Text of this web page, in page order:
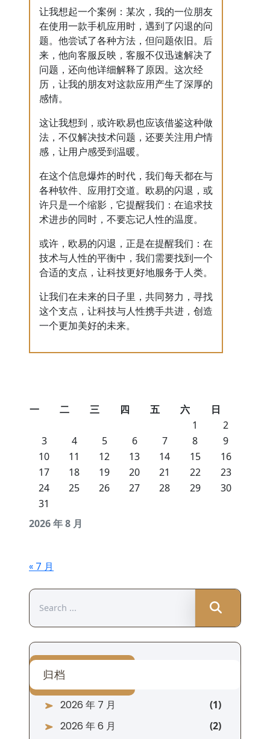
让我想起一个案例：某次，我的一位朋友
在使用一款手机应用时，遇到了闪退的问
题。他尝试了各种方法，但问题依旧。后
来，他向客服反映，客服不仅迅速解决了
问题，还向他详细解释了原因。这次经
历，让我的朋友对这款应用产生了深厚的
感情。
这让我想到，或许欧易也应该借鉴这种做
法，不仅解决技术问题，还要关注用户情
感，让用户感受到温暖。
在这个信息爆炸的时代，我们每天都在与
各种软件、应用打交道。欧易的闪退，或
许只是一个缩影，它提醒我们：在追求技
术进步的同时，不要忘记人性的温度。
或许，欧易的闪退，正是在提醒我们：在
技术与人性的平衡中，我们需要找到一个
合适的支点，让科技更好地服务于人类。
让我们在未来的日子里，共同努力，寻找
这个支点，让科技与人性携手共进，创造
一个更加美好的未来。
2026 年 8 月
一 二 三 四 五 六
日
1
2
3
4 5 6 7 8
9
10
11 12 13 14 15
16
17
18 19 20 21 22
23
24
25 26 27 28 29
30
31
« 7 月
for:
归档
2026 年 7 月
2026 年 6 月